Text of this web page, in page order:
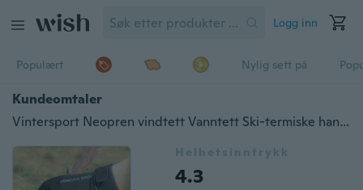
Logg inn
Populært Nylig sett på
Kundeomtaler
Vintersport Neopren vindtett Vanntett Ski-termiske hansker
Helhetsinntrykk
4.3